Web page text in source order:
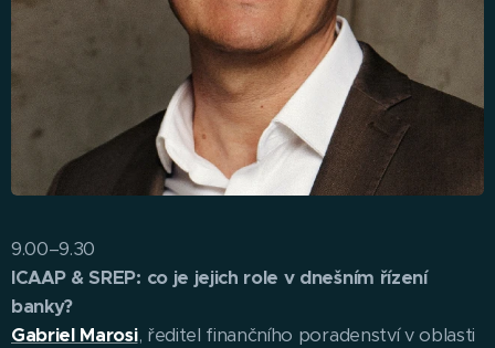
9.00–9.30
ICAAP & SREP: co je jejich role v dnešním řízení
banky?
Gabriel Marosi, ředitel finančního poradenství v oblasti